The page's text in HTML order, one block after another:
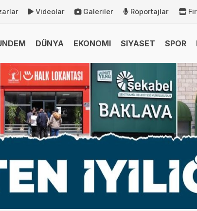
Videolar Galeriler Röportajlar
DÜNYA EKONOMI SIYASET SPOR